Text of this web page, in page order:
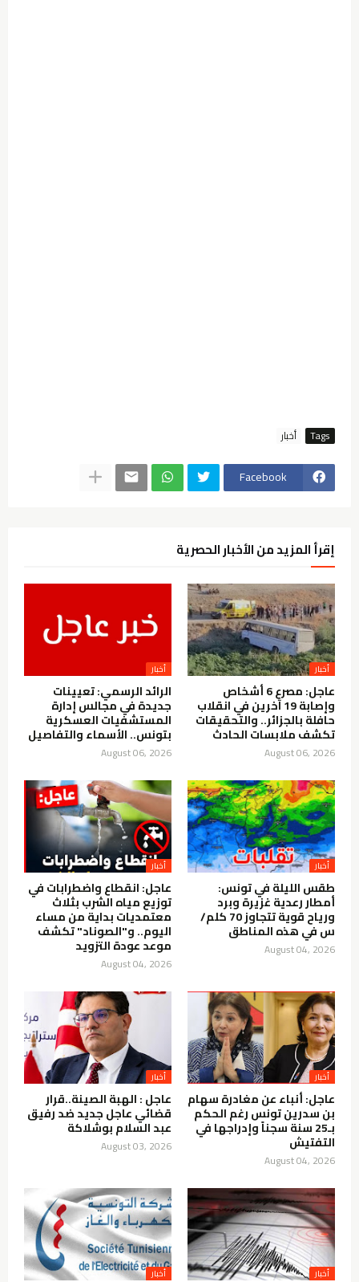
Tags أخبار
Facebook
إقرأ المزيد من الأخبار الحصرية
أخبار
عاجل: مصرع 6 أشخاص
وإصابة 19 آخرين في انقلاب
حافلة بالجزائر.. والتحقيقات
تكشف ملابسات الحادث
August 06, 2026
أخبار
الرائد الرسمي: تعيينات
جديدة في مجالس إدارة
المستشفيات العسكرية
بتونس.. الأسماء والتفاصيل
August 06, 2026
أخبار
طقس الليلة في تونس:
أمطار رعدية غزيرة وبرد
ورياح قوية تتجاوز 70 كلم/
س في هذه المناطق
August 04, 2026
أخبار
عاجل: انقطاع واضطرابات في
توزيع مياه الشرب بثلاث
معتمديات بداية من مساء
اليوم.. و"الصوناد" تكشف
موعد عودة التزويد
August 04, 2026
أخبار
عاجل: أنباء عن مغادرة سهام
بن سدرين تونس رغم الحكم
بـ25 سنة سجناً وإدراجها في
التفتيش
August 04, 2026
أخبار
عاجل : الهبة الصينة..قرار
قضائي عاجل جديد ضد رفيق
عبد السلام بوشلاكة
August 03, 2026
أخبار أخبار